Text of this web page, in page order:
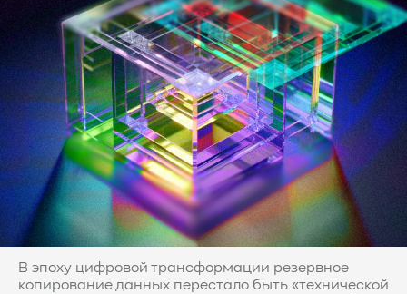
В эпоху цифровой трансформации резервное
копирование данных перестало быть «технической